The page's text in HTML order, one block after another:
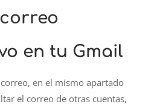
en tu Gmail
en el mismo apartado
el correo de otras cuentas,